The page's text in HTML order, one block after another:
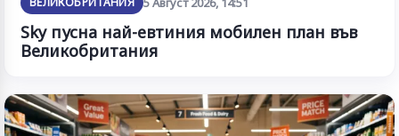
Sky пусна най-евтиния мобилен план във
Великобритания